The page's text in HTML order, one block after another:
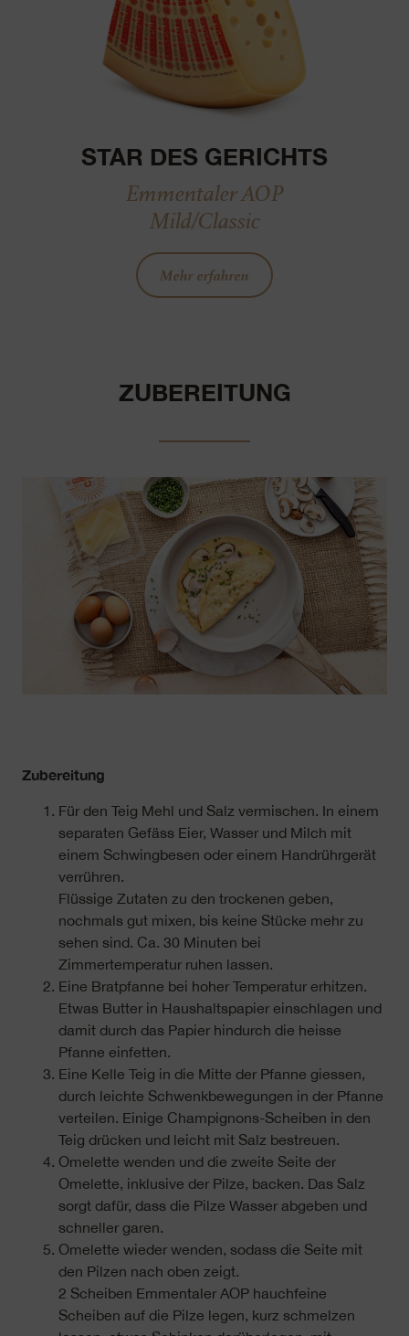
STAR DES GERICHTS
Emmentaler AOP
Mild/Classic
Mehr erfahren
ZUBEREITUNG
Zubereitung
Für den Teig Mehl und Salz vermischen. In einem
separaten Gefäss Eier, Wasser und Milch mit
einem Schwingbesen oder einem Handrührgerät
verrühren.
Flüssige Zutaten zu den trockenen geben,
nochmals gut mixen, bis keine Stücke mehr zu
sehen sind. Ca. 30 Minuten bei
Zimmertemperatur ruhen lassen.
Eine Bratpfanne bei hoher Temperatur erhitzen.
Etwas Butter in Haushaltspapier einschlagen und
damit durch das Papier hindurch die heisse
Pfanne einfetten.
Eine Kelle Teig in die Mitte der Pfanne giessen,
durch leichte Schwenkbewegungen in der Pfanne
verteilen. Einige Champignons-Scheiben in den
Teig drücken und leicht mit Salz bestreuen.
Omelette wenden und die zweite Seite der
Omelette, inklusive der Pilze, backen. Das Salz
sorgt dafür, dass die Pilze Wasser abgeben und
schneller garen.
Omelette wieder wenden, sodass die Seite mit
den Pilzen nach oben zeigt.
2 Scheiben Emmentaler AOP hauchfeine
Scheiben auf die Pilze legen, kurz schmelzen